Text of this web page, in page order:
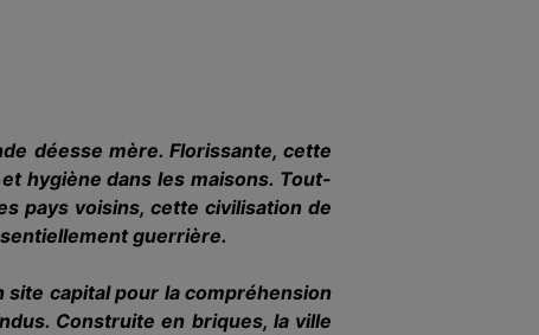
déesse mère. Florissante, cette
hygiène dans les maisons. Tout-
pays voisins, cette civilisation de
guerrière.
site capital pour la compréhension
Construite en briques, la ville